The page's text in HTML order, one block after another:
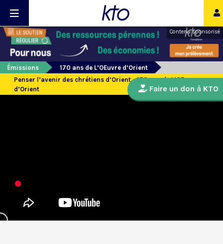
Contenu sponsorisé
Émissions
170 ans de L’OEuvre d’Orient
Penser l’avenir des chrétiens d’Orient - 170 ans de L’OEuvre
d’Orient
Faire un don à KTO